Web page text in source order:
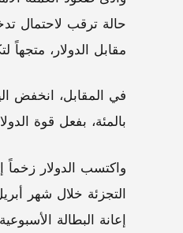
مقابل الدولار، متجهاً
بالمئة، بفعل قوة
واكتسب الدولار زخماً
التجزئة خلال شهر
إعانة البطالة